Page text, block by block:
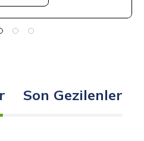
Son Gezilenler